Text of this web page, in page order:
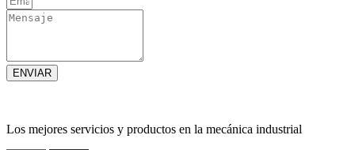
ENVIAR
Los mejores servicios y productos en la mecánica industrial